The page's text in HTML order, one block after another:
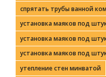
спрятать трубы ванной
установка маяков под
установка маяков под
установка маяков под
утепление стен минватой